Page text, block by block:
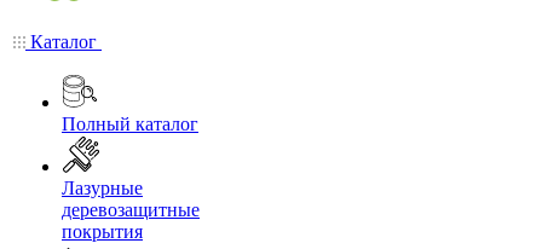
Каталог
Полный каталог
Лазурные
деревозащитные
покрытия